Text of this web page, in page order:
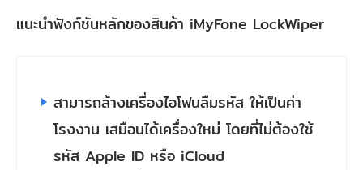
แนะนำฟังก์ชันหลักของสินค้า iMyFone LockWiper
สามารถล้างเครื่องไอโฟนลืมรหัส ให้เป็นค่า
โรงงาน เสมือนได้เครื่องใหม่ โดยที่ไม่ต้องใช้
รหัส Apple ID หรือ iCloud